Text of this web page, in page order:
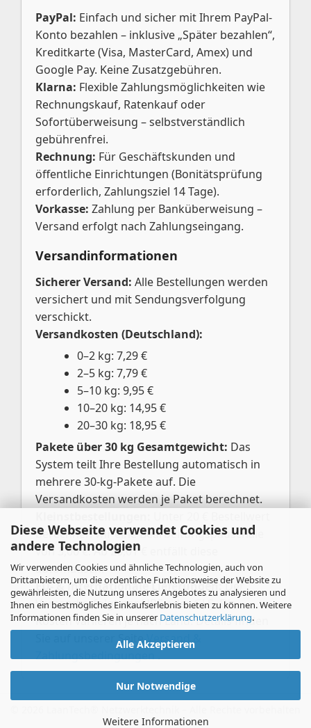
Diese Webseite verwendet Cookies und
andere Technologien
Wir verwenden Cookies und ähnliche Technologien, auch von
Drittanbietern, um die ordentliche Funktionsweise der Website zu
gewährleisten, die Nutzung unseres Angebotes zu analysieren und
Ihnen ein bestmögliches Einkaufserlebnis bieten zu können. Weitere
Informationen finden Sie in unserer Datenschutzerklärung.
Alle Akzeptieren
Nur Notwendige
Weitere Informationen
PayPal: Einfach und sicher mit Ihrem PayPal-
Konto bezahlen – inklusive „Später bezahlen“,
Kreditkarte (Visa, MasterCard, Amex) und
Google Pay. Keine Zusatzgebühren.
Klarna: Flexible Zahlungsmöglichkeiten wie
Rechnungskauf, Ratenkauf oder
Sofortüberweisung – selbstverständlich
gebührenfrei.
Rechnung: Für Geschäftskunden und
öffentliche Einrichtungen (Bonitätsprüfung
erforderlich, Zahlungsziel 14 Tage).
Vorkasse: Zahlung per Banküberweisung –
Versand erfolgt nach Zahlungseingang.
Versandinformationen
Sicherer Versand: Alle Bestellungen werden
versichert und mit Sendungsverfolgung
verschickt.
Versandkosten (Deutschland):
0–2 kg: 7,29 €
2–5 kg: 7,79 €
5–10 kg: 9,95 €
10–20 kg: 14,95 €
20–30 kg: 18,95 €
Pakete über 30 kg Gesamtgewicht: Das
System teilt Ihre Bestellung automatisch in
mehrere 30-kg-Pakete auf. Die
Versandkosten werden je Paket berechnet.
berechnen wir eine Bearbeitungspauschale
von 3,00 €. Ab 20,01 € entfällt diese
automatisch.
EU- & internationale Lieferungen:Der
Versand erfolgt per UPS oder GLS. Die
Kosten variieren je nach Land. Details finden
Sie auf unserer Seite Versand &
Zahlungsbedingungen.